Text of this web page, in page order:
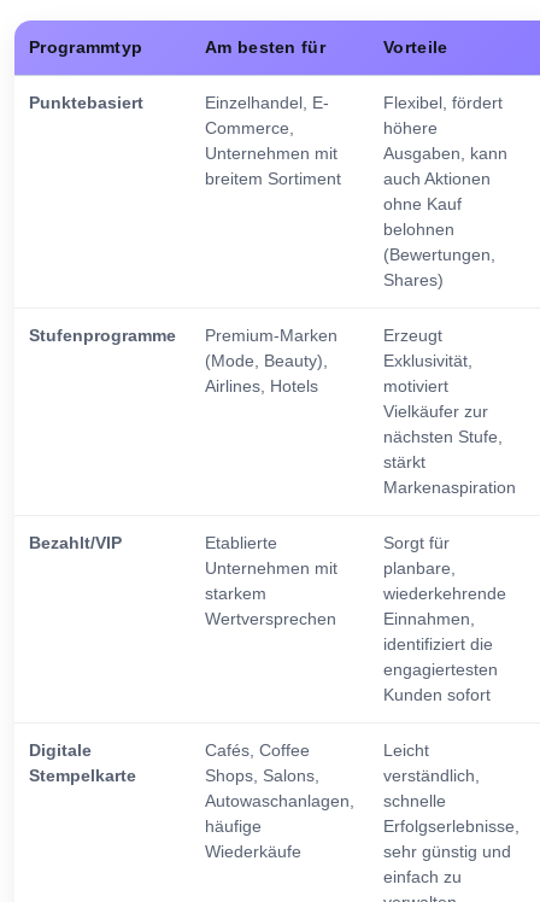
Programmtyp Am besten für Vorteile
Punktebasiert
Einzelhandel, E-
Commerce,
Unternehmen mit
breitem Sortiment
Flexibel, fördert
höhere
Ausgaben, kann
auch Aktionen
ohne Kauf
belohnen
(Bewertungen,
Shares)
Stufenprogramme
Premium-Marken
(Mode, Beauty),
Airlines, Hotels
Erzeugt
Exklusivität,
motiviert
Vielkäufer zur
nächsten Stufe,
stärkt
Markenaspiration
Bezahlt/VIP
Etablierte
Unternehmen mit
starkem
Wertversprechen
Sorgt für
planbare,
wiederkehrende
Einnahmen,
identifiziert die
engagiertesten
Kunden sofort
Digitale
Stempelkarte
Cafés, Coffee
Shops, Salons,
Autowaschanlagen,
häufige
Wiederkäufe
Leicht
verständlich,
schnelle
Erfolgserlebnisse,
sehr günstig und
einfach zu